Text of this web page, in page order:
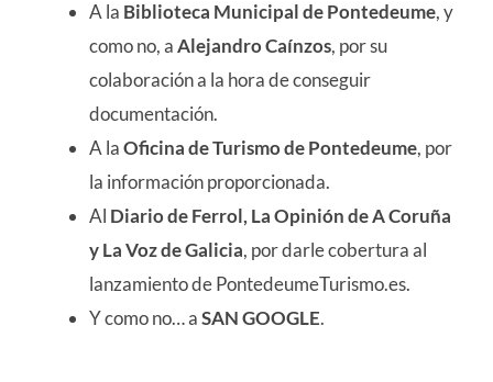
A la Biblioteca Municipal de Pontedeume, y
como no, aAlejandro Caínzos, por su
colaboración a la hora de conseguir
documentación.
A laOficina de Turismo de Pontedeume, por
la información proporcionada.
Al Diario de Ferrol, La Opinión de A Coruña
y La Voz de Galicia, por darle cobertura al
lanzamiento de PontedeumeTurismo.es.
Y como no… aSAN GOOGLE.